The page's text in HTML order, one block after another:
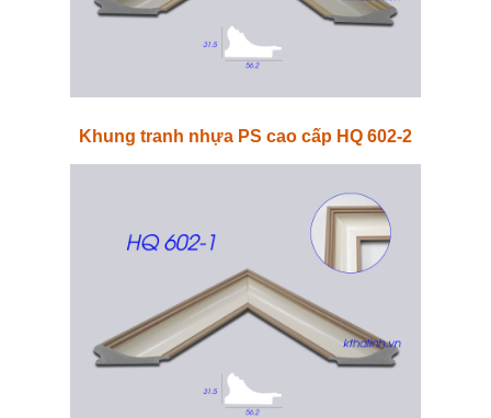
Khung tranh nhựa PS cao cấp HQ 602-2